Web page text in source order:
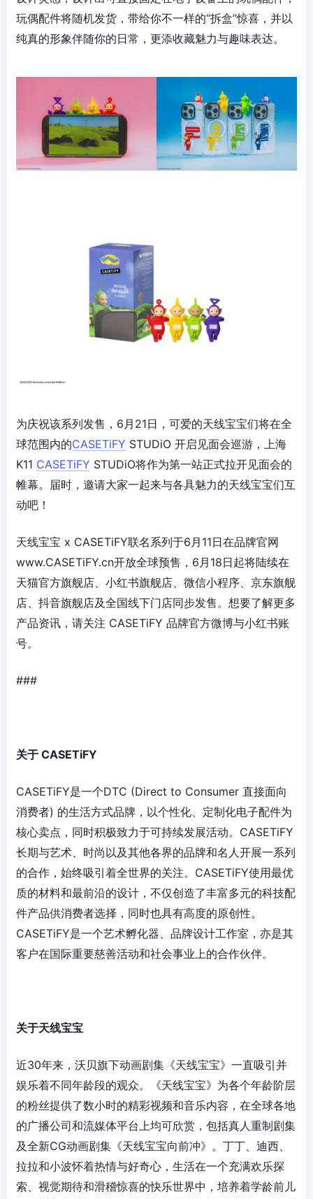
玩偶配件将随机发货，带给你不一样的“拆盒”惊喜，并以
纯真的形象伴随你的日常，更添收藏魅力与趣味表达。
为庆祝该系列发售，6月21日，可爱的天线宝宝们将在全
球范围内的CASETiFY STUDiO 开启见面会巡游，上海
K11 CASETiFY STUDiO将作为第一站正式拉开见面会的
帷幕。届时，邀请大家一起来与各具魅力的天线宝宝们互
动吧！
天线宝宝 x CASETiFY联名系列于6月11日在品牌官网
www.CASETiFY.cn开放全球预售，6月18日起将陆续在
天猫官方旗舰店、小红书旗舰店、微信小程序、京东旗舰
店、抖音旗舰店及全国线下门店同步发售。想要了解更多
产品资讯，请关注 CASETiFY 品牌官方微博与小红书账
号。
###
关于 CASETiFY
CASETiFY是一个DTC (Direct to Consumer 直接面向
消费者) 的生活方式品牌，以个性化、定制化电子配件为
核心卖点，同时积极致力于可持续发展活动。CASETiFY
长期与艺术、时尚以及其他各界的品牌和名人开展一系列
的合作，始终吸引着全世界的关注。CASETiFY使用最优
质的材料和最前沿的设计，不仅创造了丰富多元的科技配
件产品供消费者选择，同时也具有高度的原创性。
CASETiFY是一个艺术孵化器、品牌设计工作室，亦是其
客户在国际重要慈善活动和社会事业上的合作伙伴。
关于天线宝宝
近30年来，沃贝旗下动画剧集《天线宝宝》一直吸引并
娱乐着不同年龄段的观众。《天线宝宝》为各个年龄阶层
的粉丝提供了数小时的精彩视频和音乐内容，在全球各地
的广播公司和流媒体平台上均可欣赏，包括真人重制剧集
及全新CG动画剧集《天线宝宝向前冲》。丁丁、迪西、
拉拉和小波怀着热情与好奇心，生活在一个充满欢乐探
索、视觉期待和滑稽惊喜的快乐世界中，培养着学龄前儿